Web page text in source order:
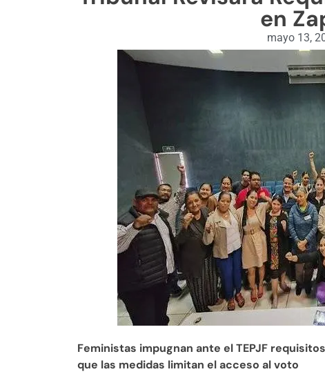
en
mayo 13,
Feministas impugnan ante el TEPJF
que las medidas limitan el acceso al voto